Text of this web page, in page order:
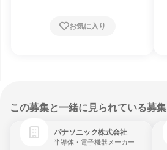
お気に入り
この募集と一緒に見られている募集
パナソニック株式会社
半導体・電子機器メーカー